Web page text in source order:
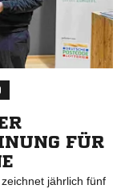
FÜR
jährlich fünf